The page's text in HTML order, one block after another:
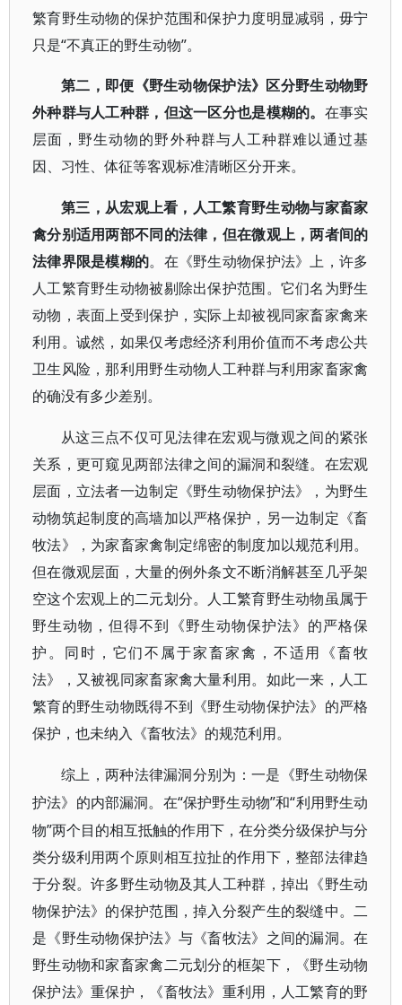
繁育野生动物的保护范围和保护力度明显减弱，毋宁
只是“不真正的野生动物”。
第二，即便《野生动物保护法》区分野生动物野
外种群与人工种群，但这一区分也是模糊的。 在事实
层面，野生动物的野外种群与人工种群难以通过基
因、习性、体征等客观标准清晰区分开来。
第三，从宏观上看，人工繁育野生动物与家畜家
禽分别适用两部不同的法律，但在微观上，两者间的
法律界限是模糊的。在《野生动物保护法》上，许多
人工繁育野生动物被剔除出保护范围。它们名为野生
动物，表面上受到保护，实际上却被视同家畜家禽来
利用。诚然，如果仅考虑经济利用价值而不考虑公共
卫生风险，那利用野生动物人工种群与利用家畜家禽
的确没有多少差别。
从这三点不仅可见法律在宏观与微观之间的紧张
关系，更可窥见两部法律之间的漏洞和裂缝。在宏观
层面，立法者一边制定《野生动物保护法》，为野生
动物筑起制度的高墙加以严格保护，另一边制定《畜
牧法》，为家畜家禽制定绵密的制度加以规范利用。
但在微观层面，大量的例外条文不断消解甚至几乎架
空这个宏观上的二元划分。人工繁育野生动物虽属于
野生动物，但得不到《野生动物保护法》的严格保
护。同时，它们不属于家畜家禽，不适用《畜牧
法》，又被视同家畜家禽大量利用。如此一来，人工
繁育的野生动物既得不到《野生动物保护法》的严格
保护，也未纳入《畜牧法》的规范利用。
综上，两种法律漏洞分别为：一是《野生动物保
护法》的内部漏洞。在“保护野生动物”和“利用野生动
物”两个目的相互抵触的作用下，在分类分级保护与分
类分级利用两个原则相互拉扯的作用下，整部法律趋
于分裂。许多野生动物及其人工种群，掉出《野生动
物保护法》的保护范围，掉入分裂产生的裂缝中。二
是《野生动物保护法》与《畜牧法》之间的漏洞。在
野生动物和家畜家禽二元划分的框架下，《野生动物
保护法》重保护，《畜牧法》重利用，人工繁育的野